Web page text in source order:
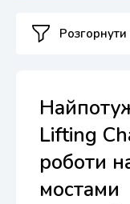
Lifting
роботи
мостами